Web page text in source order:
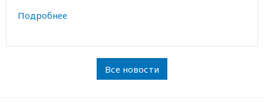
Подробнее
Все новости